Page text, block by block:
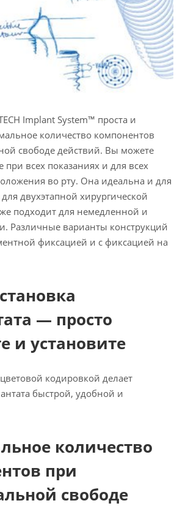
Implant System™ проста и
количество компонентов
свободе действий. Вы можете
при всех показаниях и для всех
во рту. Она идеальна и для
двухэтапной хирургической
подходит для немедленной и
Различные варианты конструкций
фиксацией и с фиксацией на
— просто
и установите
кодировкой делает
быстрой, удобной и
количество
при
свободе